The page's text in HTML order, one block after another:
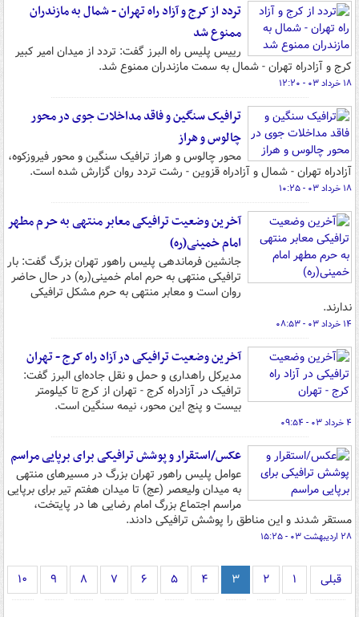
تردد از کرج و آزاد راه تهران - شمال به مازندران
ممنوع شد
رییس پلیس راه البرز گفت: تردد از میدان امیر کبیر
کرج و آزادراه تهران - شمال به سمت مازندران ممنوع شد.
۱۸ خرداد ۰۳ - ۱۲:۲۰
ترافیک سنگین و فاقد مداخلات جوی در محور
چالوس و هراز
محور چالوس و هراز ترافیک سنگین و محور فیروزکوه،
آزادراه تهران - شمال و آزادراه قزوین - رشت تردد روان گزارش شده است.
۱۸ خرداد ۰۳ - ۱۰:۲۵
آخرین وضعیت ترافیکی معابر منتهی به حرم مطهر
امام خمینی(ره)
جانشین فرماندهی پلیس راهور تهران بزرگ گفت: بار
ترافیکی منتهی به حرم امام خمینی(ره) در حال حاضر
روان است و معابر منتهی به حرم مشکل ترافیکی
ندارند.
۱۴ خرداد ۰۳ - ۰۸:۵۳
آخرین وضعیت ترافیکی در آزاد راه کرج - تهران
مدیرکل راهداری و حمل و نقل جاده‌ای البرز گفت:
ترافیک در آزادراه کرج - تهران از کرج تا کیلومتر
بیست و پنج این محور، نیمه سنگین است.
۴ خرداد ۰۳ - ۰۹:۵۴
عکس/استقرار و پوشش ترافیکی برای برپایی مراسم
عوامل پلیس راهور تهران بزرگ در مسیرهای منتهی
به میدان ولیعصر (عج) تا میدان هفتم تیر برای برپایی
مراسم اجتماع بزرگ امام رضایی ها در پایتخت،
مستقر شدند و این مناطق را پوشش ترافیکی دادند.
۲۸ اردیبهشت ۰۳ - ۱۵:۲۵
قبلی ۱ ۲ ۳ ۴ ۵ ۶ ۷ ۸ ۹ ۱۰